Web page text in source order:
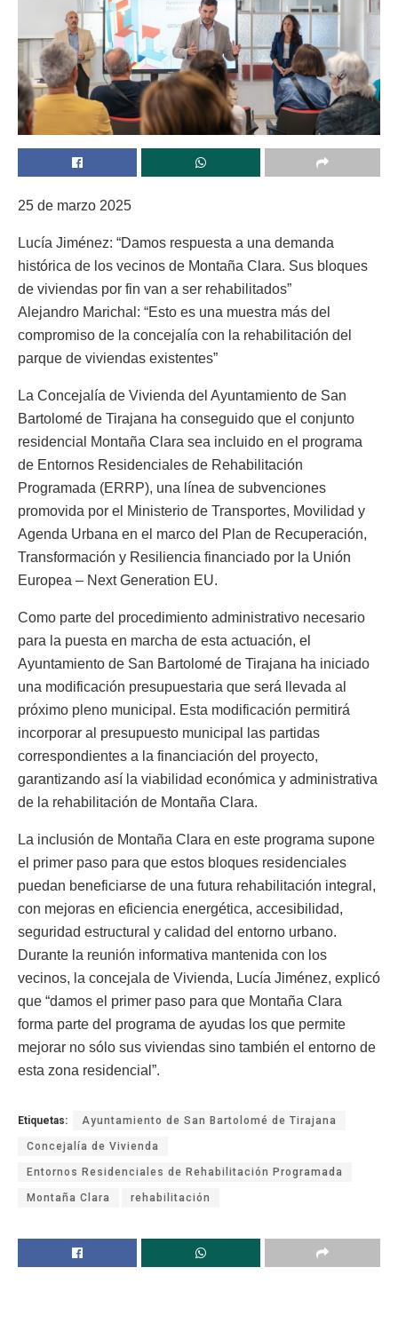
25 de marzo 2025
Lucía Jiménez: “Damos respuesta a una demanda
histórica de los vecinos de Montaña Clara. Sus bloques
de viviendas por fin van a ser rehabilitados”
Alejandro Marichal: “Esto es una muestra más del
compromiso de la concejalía con la rehabilitación del
parque de viviendas existentes”
La Concejalía de Vivienda del Ayuntamiento de San
Bartolomé de Tirajana ha conseguido que el conjunto
residencial Montaña Clara sea incluido en el programa
de Entornos Residenciales de Rehabilitación
Programada (ERRP), una línea de subvenciones
promovida por el Ministerio de Transportes, Movilidad y
Agenda Urbana en el marco del Plan de Recuperación,
Transformación y Resiliencia financiado por la Unión
Europea – Next Generation EU.
Como parte del procedimiento administrativo necesario
para la puesta en marcha de esta actuación, el
Ayuntamiento de San Bartolomé de Tirajana ha iniciado
una modificación presupuestaria que será llevada al
próximo pleno municipal. Esta modificación permitirá
incorporar al presupuesto municipal las partidas
correspondientes a la financiación del proyecto,
garantizando así la viabilidad económica y administrativa
de la rehabilitación de Montaña Clara.
La inclusión de Montaña Clara en este programa supone
el primer paso para que estos bloques residenciales
puedan beneficiarse de una futura rehabilitación integral,
con mejoras en eficiencia energética, accesibilidad,
seguridad estructural y calidad del entorno urbano.
Durante la reunión informativa mantenida con los
vecinos, la concejala de Vivienda, Lucía Jiménez, explicó
que “damos el primer paso para que Montaña Clara
forma parte del programa de ayudas los que permite
mejorar no sólo sus viviendas sino también el entorno de
esta zona residencial”.
Etiquetas: Ayuntamiento de San Bartolomé de Tirajana
Concejalía de Vivienda
Entornos Residenciales de Rehabilitación Programada
Montaña Clara rehabilitación